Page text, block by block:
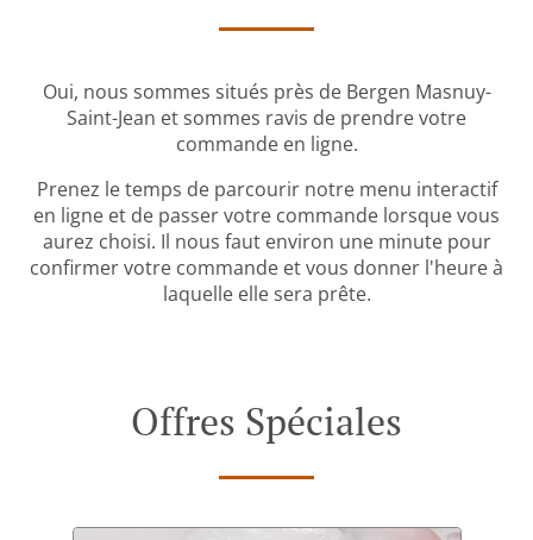
Oui, nous sommes situés près de Bergen Masnuy-
Saint-Jean et sommes ravis de prendre votre
commande en ligne.
Prenez le temps de parcourir notre menu interactif
en ligne et de passer votre commande lorsque vous
aurez choisi. Il nous faut environ une minute pour
confirmer votre commande et vous donner l'heure à
laquelle elle sera prête.
Offres Spéciales